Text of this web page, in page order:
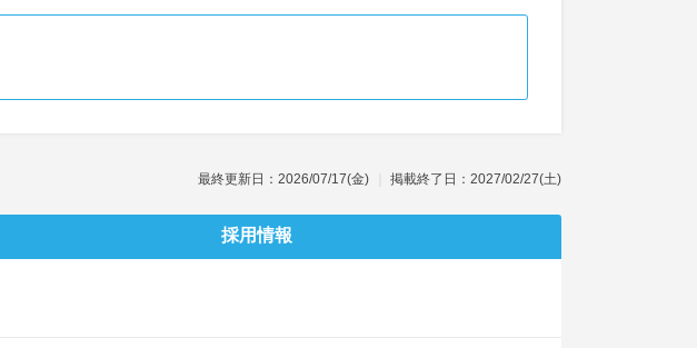
最終更新日：2026/07/17(金) 掲載終了日：2027/02/27(土)
採用情報